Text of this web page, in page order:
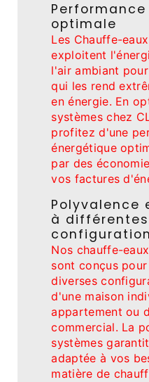
optimale
Les Chauffe-
exploitent
l'air ambiant
qui les rend
en énergie. En
systèmes chez
profitez d'une
énergétique
par des
vos factures
Polyvalence
à différentes
Nos chauffe-
sont conçus
diverses
d'une maison
appartement ou
commercial. La
systèmes
adaptée à vos
matière de